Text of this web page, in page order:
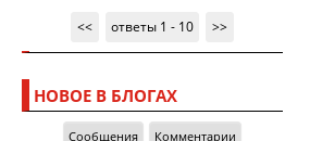
<<
ответы 1 - 10 >>
НОВОЕ В БЛОГАХ
Сообщения Комментарии